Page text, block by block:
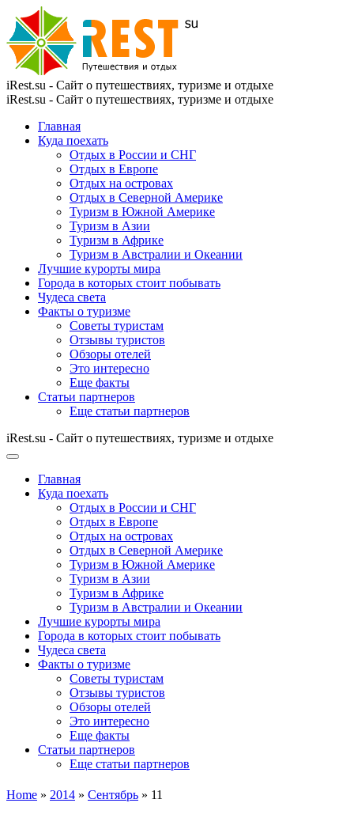
iRest.su - Сайт о путешествиях, туризме и отдыхе
iRest.su - Сайт о путешествиях, туризме и отдыхе
Главная
Куда поехать
Отдых в России и СНГ
Отдых в Европе
Отдых на островах
Отдых в Северной Америке
Туризм в Южной Америке
Туризм в Азии
Туризм в Африке
Туризм в Австралии и Океании
Лучшие курорты мира
Города в которых стоит побывать
Чудеса света
Факты о туризме
Советы туристам
Отзывы туристов
Обзоры отелей
Это интересно
Еще факты
Статьи партнеров
Еще статьи партнеров
iRest.su - Сайт о путешествиях, туризме и отдыхе
Главная
Куда поехать
Отдых в России и СНГ
Отдых в Европе
Отдых на островах
Отдых в Северной Америке
Туризм в Южной Америке
Туризм в Азии
Туризм в Африке
Туризм в Австралии и Океании
Лучшие курорты мира
Города в которых стоит побывать
Чудеса света
Факты о туризме
Советы туристам
Отзывы туристов
Обзоры отелей
Это интересно
Еще факты
Статьи партнеров
Еще статьи партнеров
Home » 2014 » Сентябрь » 11